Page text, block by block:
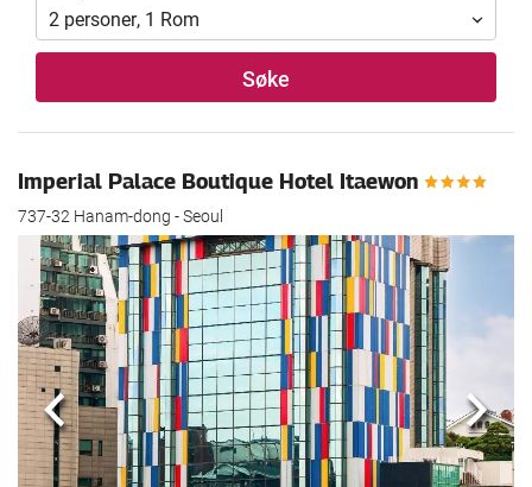
2 personer, 1 Rom
Søke
Imperial Palace Boutique Hotel Itaewon
737-32 Hanam-dong - Seoul
Forrige